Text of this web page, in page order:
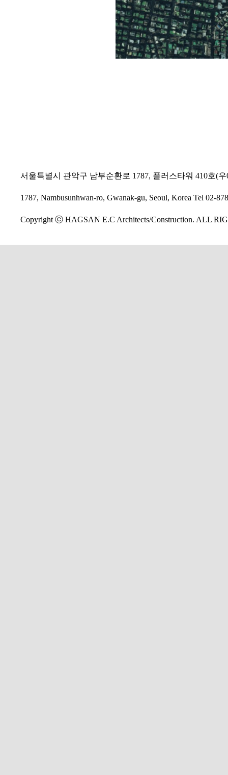
서울특별시 관악구 남부순환로 1787, 플러스타워 410호(
1787, Nambusunhwan-ro, Gwanak-gu, Seoul, Korea Tel 02-
Copyright ⓒ HAGSAN E.C Architects/Construction. ALL